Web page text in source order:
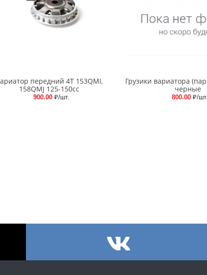
передний 4T 153QMI,
158QMJ 125-150cc
900.00 ₽/шт.
Грузики вариатора
черные
800.00 ₽/шт.